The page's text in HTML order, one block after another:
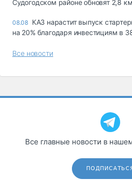
Судогодском районе обновят 2,8
08.08 КАЗ нарастит выпуск
на 20% благодаря инвестициям в
Все новости
Все главные новости в